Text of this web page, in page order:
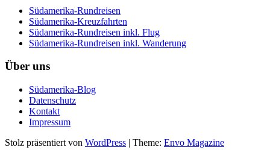
Südamerika-Rundreisen
Südamerika-Kreuzfahrten
Südamerika-Rundreisen inkl. Flug
Südamerika-Rundreisen inkl. Wanderung
Über uns
Südamerika-Blog
Datenschutz
Kontakt
Impressum
Stolz präsentiert von WordPress | Theme: Envo Magazine